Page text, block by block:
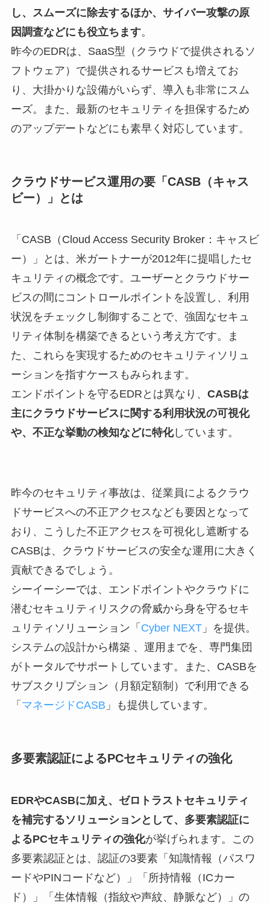
し、スムーズに除去するほか、サイバー攻撃の原
因調査などにも役立ちます。
昨今のEDRは、SaaS型（クラウドで提供されるソ
フトウェア）で提供されるサービスも増えてお
り、大掛かりな設備がいらず、導入も非常にスム
ーズ。また、最新のセキュリティを担保するため
のアップデートなどにも素早く対応しています。
クラウドサービス運用の要「CASB（キャス
ビー）」とは
「CASB（Cloud Access Security Broker：キャスビ
ー）」とは、米ガートナーが2012年に提唱したセ
キュリティの概念です。ユーザーとクラウドサー
ビスの間にコントロールポイントを設置し、利用
状況をチェックし制御することで、強固なセキュ
リティ体制を構築できるという考え方です。ま
た、これらを実現するためのセキュリティソリュ
ーションを指すケースもみられます。
エンドポイントを守るEDRとは異なり、 CASBは
主にクラウドサービスに関する利用状況の可視化
や、不正な挙動の検知などに特化しています。
昨今のセキュリティ事故は、従業員によるクラウ
ドサービスへの不正アクセスなども要因となって
おり、こうした不正アクセスを可視化し遮断する
CASBは、クラウドサービスの安全な運用に大きく
貢献できるでしょう。
シーイーシーでは、エンドポイントやクラウドに
潜むセキュリティリスクの脅威から身を守るセキ
ュリティソリューション「 Cyber NEXT」を提供。
システムの設計から構築 、運用までを、専門集団
がトータルでサポートしています。また、CASBを
サブスクリプション（月額定額制）で利用できる
「 マネージドCASB 」も提供しています。
多要素認証によるPCセキュリティの強化
EDRやCASBに加え、ゼロトラストセキュリティ
を補完するソリューションとして、多要素認証に
よるPCセキュリティの強化が挙げられます。この
多要素認証とは、認証の3要素「知識情報（パスワ
ードやPINコードなど）」「所持情報（ICカー
ド）」「生体情報（指紋や声紋、静脈など）」の